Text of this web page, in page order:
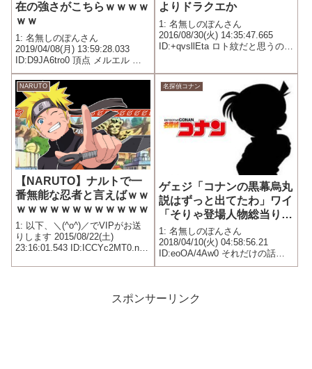
在の強さがこちらｗｗｗｗ
ｗｗ
1: 名無しのぽんさん
2019/04/08(月) 13:59:28.033
ID:D9JA6tro0 頂点 メルエル ヒ
ソカ SSS ネテロ ネテロの息子
SS シルバ ゼノ クロロ イルミ
ゴンさん ピトー S クラピカ ノ
ブナガ キル...
よりドラクエか
1: 名無しのぽんさん
2016/08/30(火) 14:35:47.665
ID:+qvsllEta ロト紋だと思うの
NARUTO
【NARUTO】ナルトで一
番無能な忍者と言えばｗｗ
ｗｗｗｗｗｗｗｗｗｗｗｗ
1: 以下、＼(^o^)／でVIPがお送
りします 2015/08/22(土)
23:16:01.543 ID:ICCYc2MT0.net
名探偵コナン
ゲェジ「コナンの黒幕烏丸
説はずっと出てたわ」ワイ
「そりゃ登場人物総当りし
てりゃ引っかかるわな」
1: 名無しのぽんさん
2018/04/10(火) 04:58:56.21
ID:eoOA/4Aw0 それだけの話や
ろ
スポンサーリンク